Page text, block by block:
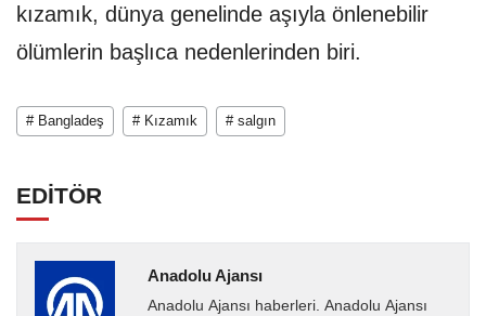
kızamık, dünya genelinde aşıyla önlenebilir
ölümlerin başlıca nedenlerinden biri.
# Bangladeş # Kızamık # salgın
EDİTÖR
Anadolu Ajansı
Anadolu Ajansı haberleri. Anadolu Ajansı